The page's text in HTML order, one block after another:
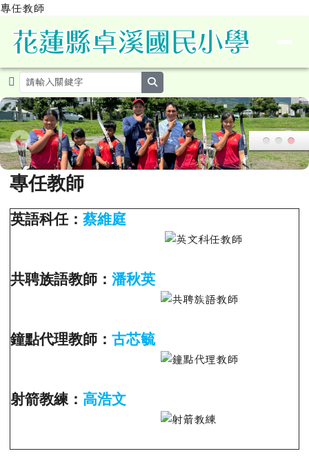
專任教師跳至主內容區
花蓮縣卓溪鄉卓溪國民小學暨附設
導覽列
主內容區域
專任教師
英語科任： 蔡維庭
共聘族語教師： 潘秋英
鐘點代理教師： 古芯毓
射箭教練： 高浩文
頁尾區域